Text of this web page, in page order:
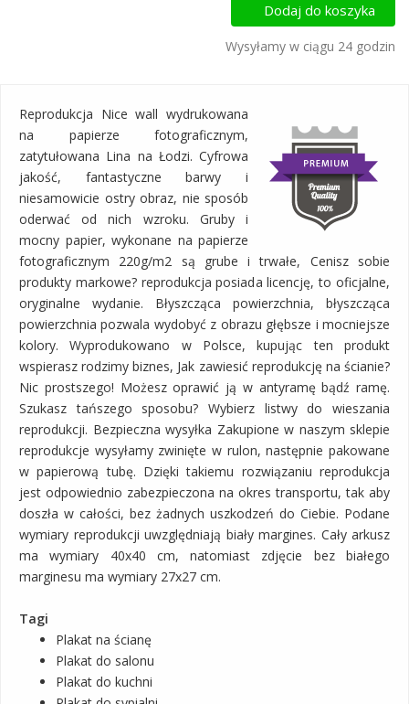
Dodaj do koszyka
Wysyłamy w ciągu 24 godzin
Reprodukcja Nice wall wydrukowana
na papierze fotograficznym,
zatytułowana Lina na Łodzi. Cyfrowa
jakość, fantastyczne barwy i
niesamowicie ostry obraz, nie sposób
oderwać od nich wzroku. Gruby i
mocny papier, wykonane na papierze
fotograficznym 220g/m2 są grube i trwałe, Cenisz sobie
produkty markowe? reprodukcja posiada licencję, to oficjalne,
oryginalne wydanie. Błyszcząca powierzchnia, błyszcząca
powierzchnia pozwala wydobyć z obrazu głębsze i mocniejsze
kolory. Wyprodukowano w Polsce, kupując ten produkt
wspierasz rodzimy biznes, Jak zawiesić reprodukcję na ścianie?
Nic prostszego! Możesz oprawić ją w antyramę bądź ramę.
Szukasz tańszego sposobu? Wybierz listwy do wieszania
reprodukcji. Bezpieczna wysyłka Zakupione w naszym sklepie
reprodukcje wysyłamy zwinięte w rulon, następnie pakowane
w papierową tubę. Dzięki takiemu rozwiązaniu reprodukcja
jest odpowiednio zabezpieczona na okres transportu, tak aby
doszła w całości, bez żadnych uszkodzeń do Ciebie. Podane
wymiary reprodukcji uwzględniają biały margines. Cały arkusz
ma wymiary 40x40 cm, natomiast zdjęcie bez białego
marginesu ma wymiary 27x27 cm.
Tagi
Plakat na ścianę
Plakat do salonu
Plakat do kuchni